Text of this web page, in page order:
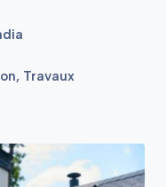
, Travaux